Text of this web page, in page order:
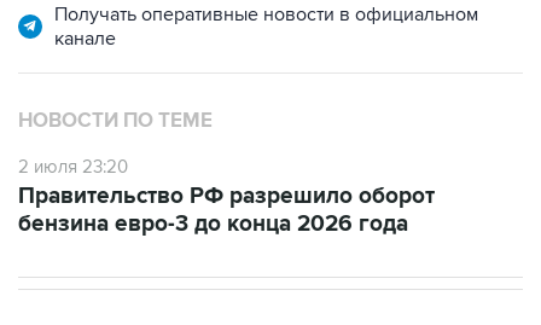
Получать оперативные новости в официальном
канале
НОВОСТИ ПО ТЕМЕ
2 июля 23:20
Правительство РФ разрешило оборот
бензина евро-3 до конца 2026 года